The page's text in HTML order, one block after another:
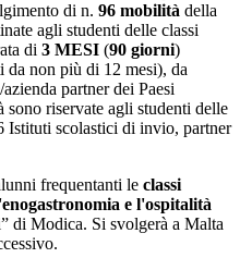
di n. 96 mobilità della
agli studenti delle classi
di 3 MESI (90 giorni)
da non più di 12 mesi), da
partner dei Paesi
riservate agli studenti delle
Istituti scolastici di invio, partner
frequentanti le classi
e l'ospitalità
di Modica. Si svolgerà a Malta